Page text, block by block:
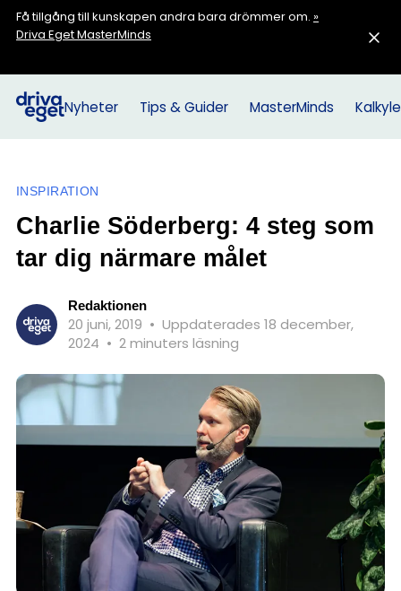
Få tillgång till kunskapen andra bara drömmer om. »
Driva Eget MasterMinds
Nyheter Tips & Guider MasterMinds
INSPIRATION
Charlie Söderberg: 4 steg som
tar dig närmare målet
Redaktionen
20 juni, 2019 • Uppdaterades 18 december,
2024 • 2 minuters läsning